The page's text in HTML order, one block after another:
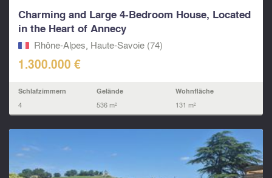
Charming and Large 4-Bedroom House, Located
in the Heart of Annecy
Rhône-Alpes, Haute-Savoie (74)
1.300.000 €
Schlafzimmern
4
Gelände
536 m²
Wohnfläche
131 m²